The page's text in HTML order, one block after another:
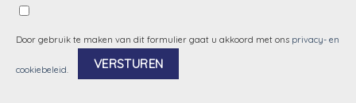
Door gebruik te maken van dit formulier gaat u akkoord met ons privacy- en
cookiebeleid.